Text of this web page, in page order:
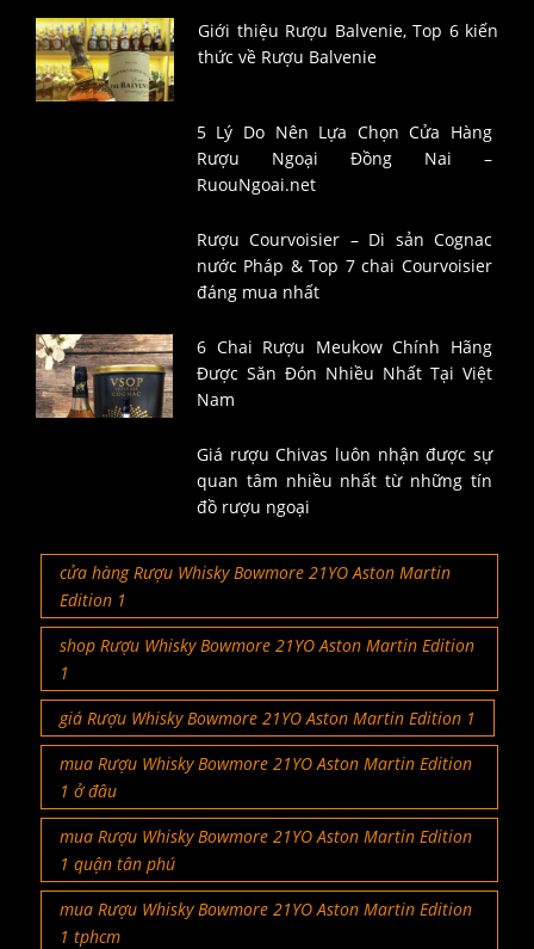
Giới thiệu Rượu Balvenie, Top 6 kiến
thức về Rượu Balvenie
5 Lý Do Nên Lựa Chọn Cửa Hàng
Rượu Ngoại Đồng Nai –
RuouNgoai.net
Rượu Courvoisier – Di sản Cognac
nước Pháp & Top 7 chai Courvoisier
đáng mua nhất
6 Chai Rượu Meukow Chính Hãng
Được Săn Đón Nhiều Nhất Tại Việt
Nam
Giá rượu Chivas luôn nhận được sự
quan tâm nhiều nhất từ những tín
đồ rượu ngoại
cửa hàng Rượu Whisky Bowmore 21YO Aston Martin
Edition 1
shop Rượu Whisky Bowmore 21YO Aston Martin Edition
1
giá Rượu Whisky Bowmore 21YO Aston Martin Edition 1
mua Rượu Whisky Bowmore 21YO Aston Martin Edition
1 ở đâu
mua Rượu Whisky Bowmore 21YO Aston Martin Edition
1 quận tân phú
mua Rượu Whisky Bowmore 21YO Aston Martin Edition
1 tphcm